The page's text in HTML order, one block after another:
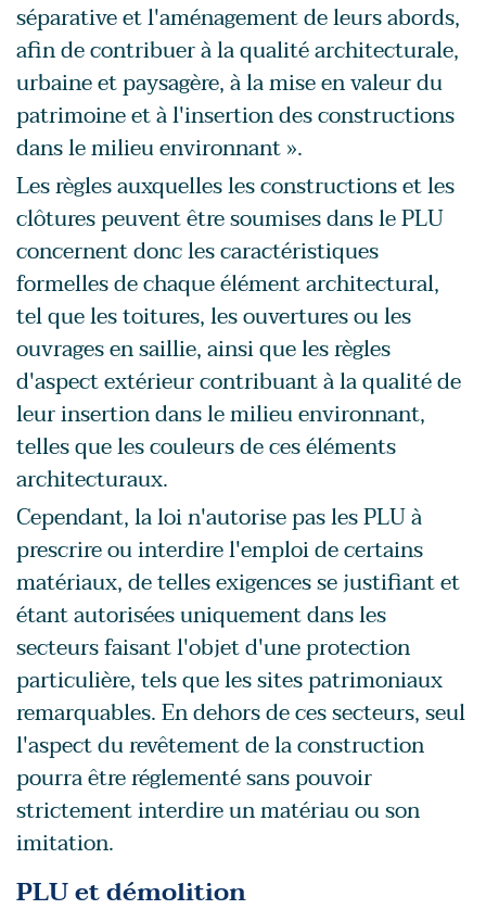
séparative et l'aménagement de leurs abords,
afin de contribuer à la qualité architecturale,
urbaine et paysagère, à la mise en valeur du
patrimoine et à l'insertion des constructions
dans le milieu environnant ».
Les règles auxquelles les constructions et les
clôtures peuvent être soumises dans le PLU
concernent donc les caractéristiques
formelles de chaque élément architectural,
tel que les toitures, les ouvertures ou les
ouvrages en saillie, ainsi que les règles
d'aspect extérieur contribuant à la qualité de
leur insertion dans le milieu environnant,
telles que les couleurs de ces éléments
architecturaux.
Cependant, la loi n'autorise pas les PLU à
prescrire ou interdire l'emploi de certains
matériaux, de telles exigences se justifiant et
étant autorisées uniquement dans les
secteurs faisant l'objet d'une protection
particulière, tels que les sites patrimoniaux
remarquables. En dehors de ces secteurs, seul
l'aspect du revêtement de la construction
pourra être réglementé sans pouvoir
strictement interdire un matériau ou son
imitation.
PLU et démolition